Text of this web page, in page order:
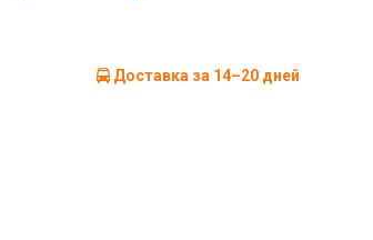
Доставка за 14–20 дней